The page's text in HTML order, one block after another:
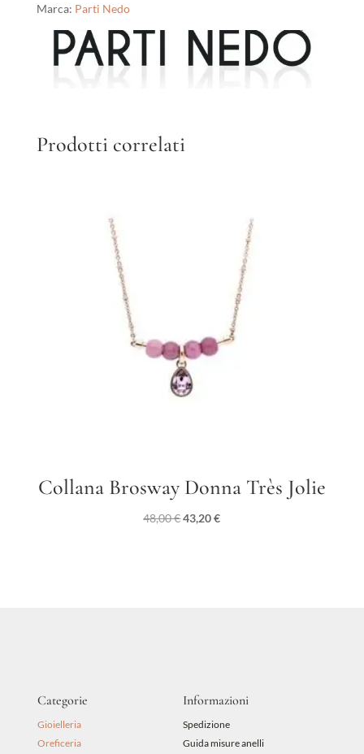
Marca: Parti Nedo
Prodotti correlati
Collana Brosway Donna Très Jolie
48,00€Il
43,20€Il
Categorie
Gioielleria
Oreficeria
Informazioni
Spedizione
Guida misure anelli